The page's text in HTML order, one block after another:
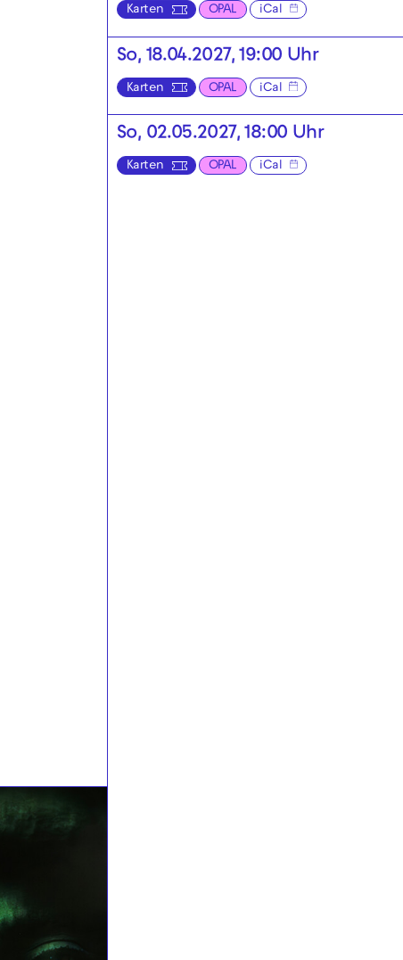
Karten OPAL iCal
So, 18.04.2027, 19:00 Uhr
Karten OPAL iCal
So, 02.05.2027, 18:00 Uhr
Karten OPAL iCal